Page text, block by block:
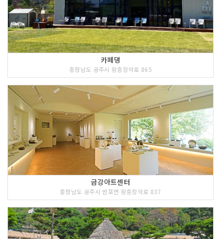
카페댕
충청남도 공주시 왕흥장악로 865
금강아트센터
충청남도 공주시 반포면 왕흥장악로 837